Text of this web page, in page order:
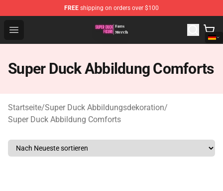
FREE shipping on orders over $100
Open menu
Super Duck Figure Shop - The Best Store of Super Duck
Super Duck Abbildung Comforts
Startseite/Super Duck Abbildungsdekoration/
Super Duck Abbildung Comforts